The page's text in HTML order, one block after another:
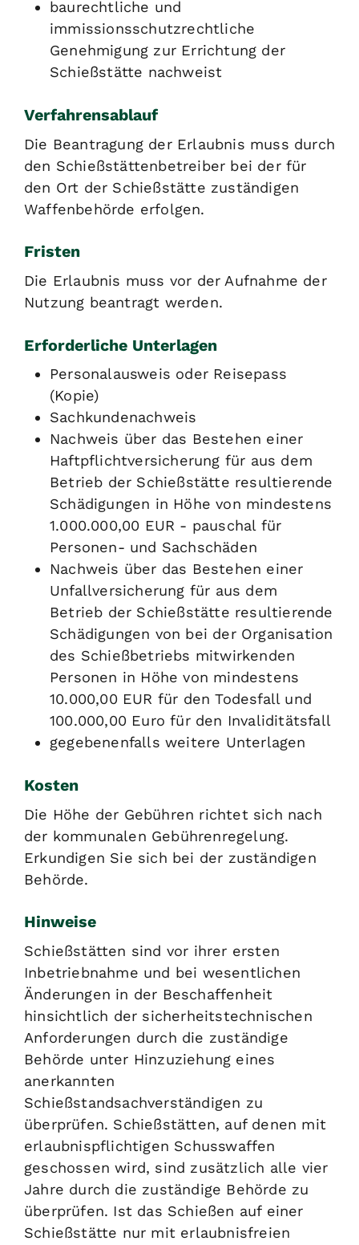
baurechtliche und
immissionsschutzrechtliche
Genehmigung zur Errichtung der
Schießstätte nachweist
Verfahrensablauf
Die Beantragung der Erlaubnis muss durch
den Schießstättenbetreiber bei der für
den Ort der Schießstätte zuständigen
Waffenbehörde erfolgen.
Fristen
Die Erlaubnis muss vor der Aufnahme der
Nutzung beantragt werden.
Erforderliche Unterlagen
Personalausweis oder Reisepass
(Kopie)
Sachkundenachweis
Nachweis über das Bestehen einer
Haftpflichtversicherung für aus dem
Betrieb der Schießstätte resultierende
Schädigungen in Höhe von mindestens
1.000.000,00 EUR - pauschal für
Personen- und Sachschäden
Nachweis über das Bestehen einer
Unfallversicherung für aus dem
Betrieb der Schießstätte resultierende
Schädigungen von bei der Organisation
des Schießbetriebs mitwirkenden
Personen in Höhe von mindestens
10.000,00 EUR für den Todesfall und
100.000,00 Euro für den Invaliditätsfall
gegebenenfalls weitere Unterlagen
Kosten
Die Höhe der Gebühren richtet sich nach
der kommunalen Gebührenregelung.
Erkundigen Sie sich bei der zuständigen
Behörde.
Hinweise
Schießstätten sind vor ihrer ersten
Inbetriebnahme und bei wesentlichen
Änderungen in der Beschaffenheit
hinsichtlich der sicherheitstechnischen
Anforderungen durch die zuständige
Behörde unter Hinzuziehung eines
anerkannten
Schießstandsachverständigen zu
überprüfen. Schießstätten, auf denen mit
erlaubnispflichtigen Schusswaffen
geschossen wird, sind zusätzlich alle vier
Jahre durch die zuständige Behörde zu
überprüfen. Ist das Schießen auf einer
Schießstätte nur mit erlaubnisfreien